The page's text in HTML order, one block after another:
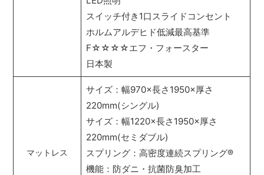
スイッチ付き1口スライドコンセント
ホルムアルデヒド低減最高基準
F☆☆☆☆エフ・フォースター
日本製
マットレス
サイズ：幅970×長さ1950×厚さ
220mm(シングル)
サイズ：幅1220×長さ1950×厚さ
220mm(セミダブル)
スプリング：高密度連続スプリング®
機能：防ダニ・抗菌防臭加工